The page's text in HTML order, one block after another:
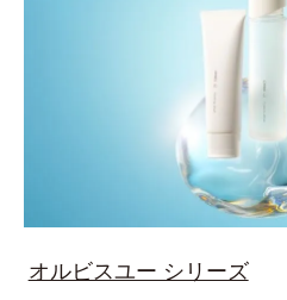
オルビスユー シリーズ